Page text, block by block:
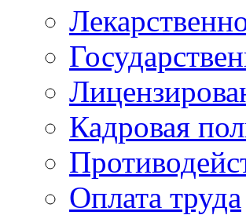
Кадровая
Оплата труда